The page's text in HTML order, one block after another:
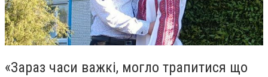
«Зараз часи важкі, могло трапитися що